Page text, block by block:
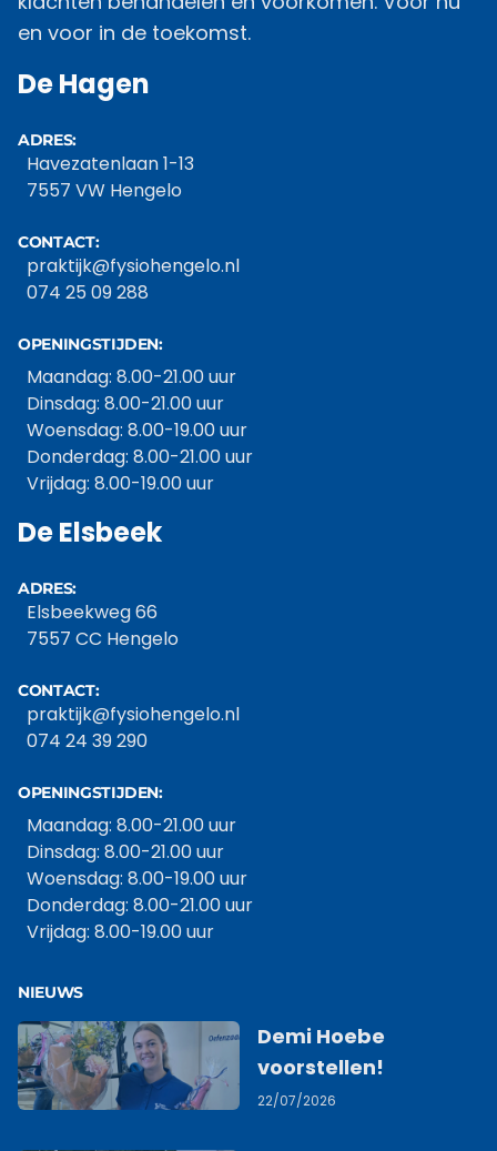
en voor in de toekomst.
De Hagen
ADRES:
Havezatenlaan 1-13
7557 VW Hengelo
CONTACT:
praktijk@fysiohengelo.nl
074 25 09 288
OPENINGSTIJDEN:
Maandag: 8.00-21.00 uur
Dinsdag: 8.00-21.00 uur
Woensdag: 8.00-19.00 uur
Donderdag: 8.00-21.00 uur
Vrijdag: 8.00-19.00 uur
De Elsbeek
ADRES:
Elsbeekweg 66
7557 CC Hengelo
CONTACT:
praktijk@fysiohengelo.nl
074 24 39 290
OPENINGSTIJDEN:
Maandag: 8.00-21.00 uur
Dinsdag: 8.00-21.00 uur
Woensdag: 8.00-19.00 uur
Donderdag: 8.00-21.00 uur
Vrijdag: 8.00-19.00 uur
NIEUWS
Demi Hoebe
voorstellen!
22/07/2026